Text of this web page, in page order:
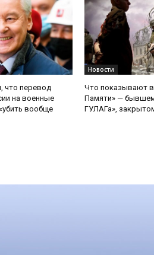
что перевод
на военные
вообще
Новости
Что показывают
Памяти» —
ГУЛАГа»,